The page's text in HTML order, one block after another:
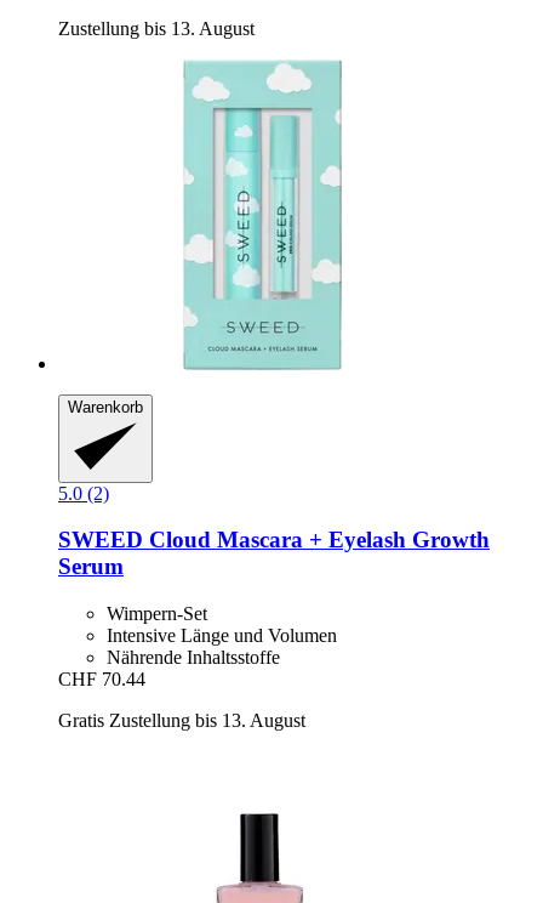
Zustellung bis 13. August
Warenkorb
5.0 (2)
SWEED Cloud Mascara + Eyelash Growth
Serum
Wimpern-Set
Intensive Länge und Volumen
Nährende Inhaltsstoffe
CHF 70.44
Gratis Zustellung bis 13. August